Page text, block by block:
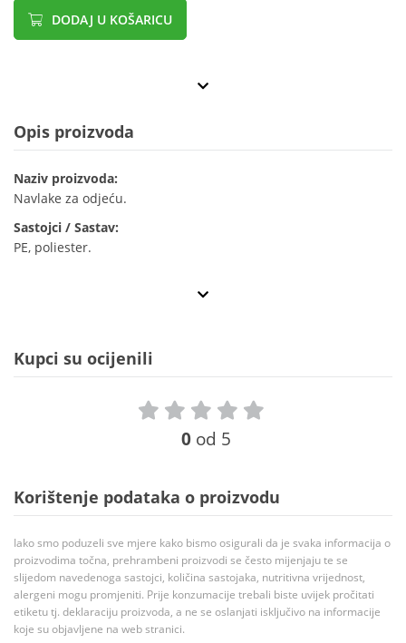
DODAJ U KOŠARICU
Opis proizvoda
Naziv proizvoda:
Navlake za odjeću.
Sastojci / Sastav:
PE, poliester.
Kupci su ocijenili
0 od 5
Korištenje podataka o proizvodu
Iako smo poduzeli sve mjere kako bismo osigurali da je svaka informacija o
proizvodima točna, prehrambeni proizvodi se često mijenjaju te se
slijedom navedenoga sastojci, količina sastojaka, nutritivna vrijednost,
alergeni mogu promjeniti. Prije konzumacije trebali biste uvijek pročitati
etiketu tj. deklaraciju proizvoda, a ne se oslanjati isključivo na informacije
koje su objavljene na web stranici.